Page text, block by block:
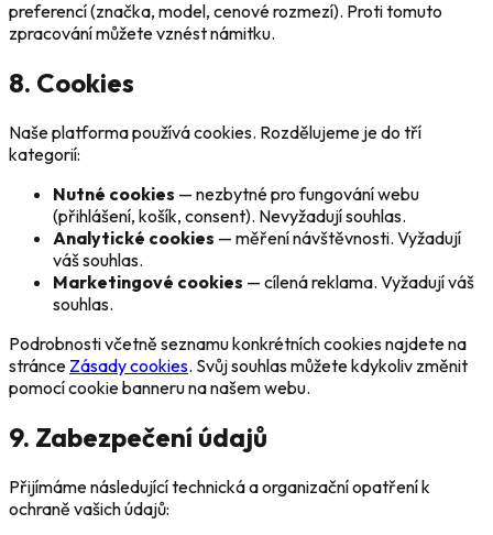
preferencí (značka, model, cenové rozmezí). Proti tomuto
zpracování můžete vznést námitku.
8. Cookies
Naše platforma používá cookies. Rozdělujeme je do tří
kategorií:
Nutné cookies — nezbytné pro fungování webu
(přihlášení, košík, consent). Nevyžadují souhlas.
Analytické cookies — měření návštěvnosti. Vyžadují
váš souhlas.
Marketingové cookies — cílená reklama. Vyžadují váš
souhlas.
Podrobnosti včetně seznamu konkrétních cookies najdete na
stránce Zásady cookies. Svůj souhlas můžete kdykoliv změnit
pomocí cookie banneru na našem webu.
9. Zabezpečení údajů
Přijímáme následující technická a organizační opatření k
ochraně vašich údajů: